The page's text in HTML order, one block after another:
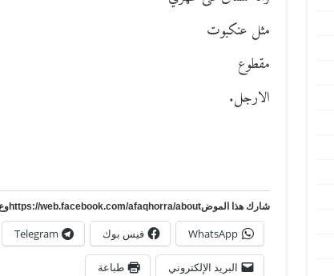
مثل عنكبوت
مقطوع
الارجل.
شارك هذا الموضhttps://web.facebook.com/afaqhorra/aboutوع:https://www.pinterest.com/?autologin=true
WhatsApp فيس بوك Telegram
البريد الإلكتروني طباعة